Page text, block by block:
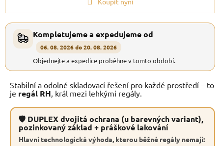
Kompletujeme a expedujeme od
06. 08. 2026 do 20. 08. 2026
Objednejte a expedice proběhne v tomto období.
Stabilní a odolné skladovací řešení pro každé prostředí – to
je regál RH , král mezi lehkými regály.
🛡 DUPLEX dvojitá ochrana (u barevných variant),
pozinkovaný základ + práškové lakování
Hlavní technologická výhoda, kterou běžné regály nemají: